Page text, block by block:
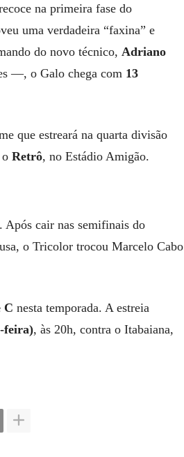
na primeira fase do
uma verdadeira “faxina” e
do novo técnico, Adriano
—, o Galo chega com 13
que estreará na quarta divisão
Retrô, no Estádio Amigão.
Após cair nas semifinais do
o Tricolor trocou Marcelo Cabo
C nesta temporada. A estreia
feira), às 20h, contra o Itabaiana,